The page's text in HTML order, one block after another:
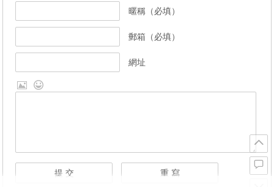
暱稱（必填）
郵箱（必填）
網址